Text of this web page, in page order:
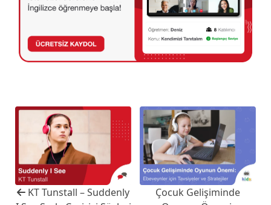
KT Tunstall – Suddenly
Çocuk Gelişiminde